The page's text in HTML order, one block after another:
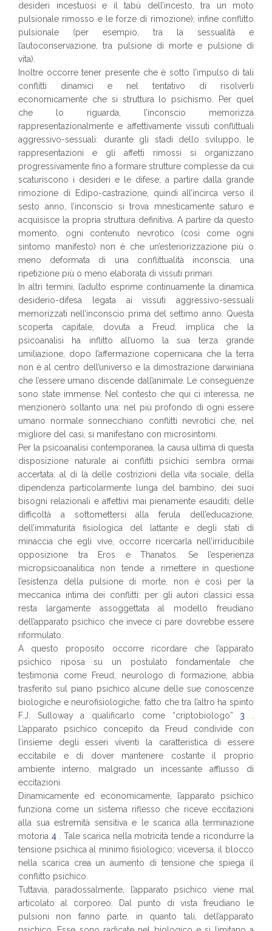
desideri incestuosi e il tabù dell’incesto, tra un moto
pulsionale rimosso e le forze di rimozione); infine conflitto
pulsionale (per esempio, tra la sessualità e
l’autoconservazione, tra pulsione di morte e pulsione di
vita).
Inoltre occorre tener presente che è sotto l’impulso di tali
conflitti dinamici e nel tentativo di risolverli
economicamente che si struttura lo psichismo. Per quel
che lo riguarda, l’inconscio memorizza
rappresentazionalmente e affettivamente vissuti conflittuali
aggressivo-sessuali: durante gli stadi dello sviluppo, le
rappresentazioni e gli affetti rimossi si organizzano
progressivamente fino a formare strutture complesse da cui
scaturiscono i desideri e le difese; a partire dalla grande
rimozione di Edipo-castrazione, quindi all’incirca verso il
sesto anno, l’inconscio si trova mnesticamente saturo e
acquisisce la propria struttura definitiva. A partire da questo
momento, ogni contenuto nevrotico (così come ogni
sintomo manifesto) non è che un’esteriorizzazione più o
meno deformata di una conflittualità inconscia, una
ripetizione più o meno elaborata di vissuti primari.
In altri termini, l’adulto esprime continuamente la dinamica
desiderio-difesa legata ai vissuti aggressivo-sessuali
memorizzati nell’inconscio prima del settimo anno. Questa
scoperta capitale, dovuta a Freud, implica che la
psicoanalisi ha inflitto all’uomo la sua terza grande
umiliazione, dopo l’affermazione copernicana che la terra
non è al centro dell’universo e la dimostrazione darwiniana
che l’essere umano discende dall’animale. Le conseguenze
sono state immense. Nel contesto che qui ci interessa, ne
menzionerò soltanto una: nel più profondo di ogni essere
umano normale sonnecchiano conflitti nevrotici che, nel
migliore del casi, si manifestano con microsintomi.
Per la psicoanalisi contemporanea, la causa ultima di questa
disposizione naturale ai conflitti psichici sembra ormai
accertata: al di là delle costrizioni della vita sociale, della
dipendenza particolarmente lunga del bambino, dei suoi
bisogni relazionali e affettivi mai pienamente esauditi, delle
difficoltà a sottomettersi alla ferula dell’educazione,
dell’immaturità fisiologica del lattante e degli stati di
minaccia che egli vive, occorre ricercarla nell’irriducibile
opposizione tra Eros e Thanatos. Se l’esperienza
micropsicoanalitica non tende a rimettere in questione
l’esistenza della pulsione di morte, non è così per la
meccanica intima dei conflitti: per gli autori classici essa
resta largamente assoggettata al modello freudiano
dell’apparato psichico che invece ci pare dovrebbe essere
riformulato.
A questo proposito occorre ricordare che l’apparato
psichico riposa su un postulato fondamentale che
testimonia come Freud, neurologo di formazione, abbia
trasferito sul piano psichico alcune delle sue conoscenze
biologiche e neurofisiologiche, fatto che tra l’altro ha spinto
F.J. Sulloway a qualificarlo come “criptobiologo” 3
L’apparato psichico concepito da Freud condivide con
l’insieme degli esseri viventi la caratteristica di essere
eccitabile e di dover mantenere costante il proprio
ambiente interno, malgrado un incessante afflusso di
eccitazioni.
Dinamicamente ed economicamente, l’apparato psichico
funziona come un sistema riflesso che riceve eccitazioni
alla sua estremità sensitiva e le scarica alla terminazione
motoria 4. Tale scarica nella motricità tende a ricondurre la
tensione psichica al minimo fisiologico; viceversa, il blocco
nella scarica crea un aumento di tensione che spiega il
conflitto psichico.
Tuttavia, paradossalmente, l’apparato psichico viene mal
articolato al corporeo. Dal punto di vista freudiano le
pulsioni non fanno parte, in quanto tali, dell’apparato